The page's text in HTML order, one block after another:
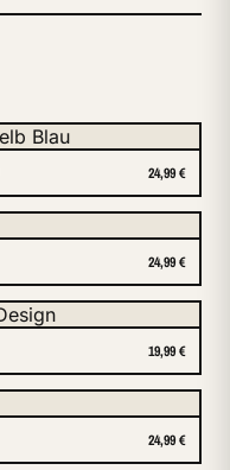
24,99 €
24,99 €
19,99 €
24,99 €